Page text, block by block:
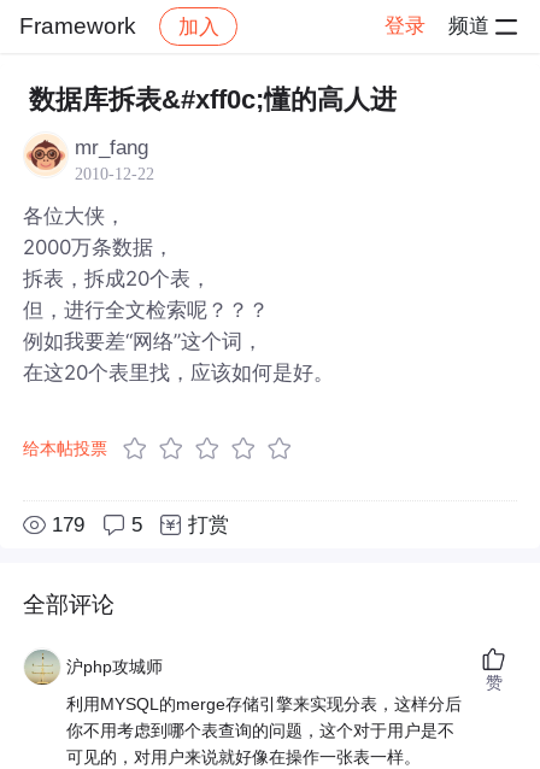
Framework 加入 登录 频道
社区 Framework 帖子详情
数据库拆表&#xff0c;懂的高人进
mr_fang
2010-12-22
各位大侠，
2000万条数据，
拆表，拆成20个表，
但，进行全文检索呢？？？
例如我要差“网络”这个词，
在这20个表里找，应该如何是好。
给本帖投票
179 5 打赏
全部评论
沪php攻城师
利用MYSQL的merge存储引擎来实现分表，这样分后
你不用考虑到哪个表查询的问题，这个对于用户是不
可见的，对用户来说就好像在操作一张表一样。
赞